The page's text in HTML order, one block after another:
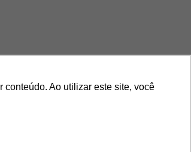
Ao utilizar este site, você